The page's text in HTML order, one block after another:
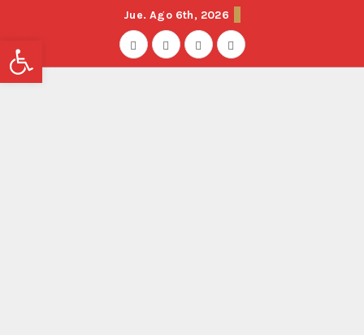
Jue. Ago 6th, 2026
Abrir barra de herramientas